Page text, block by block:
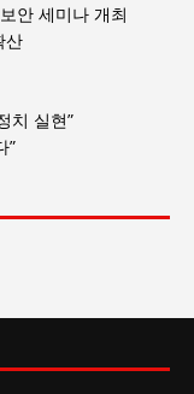
안 세미나 개최
산
치 실현”
”